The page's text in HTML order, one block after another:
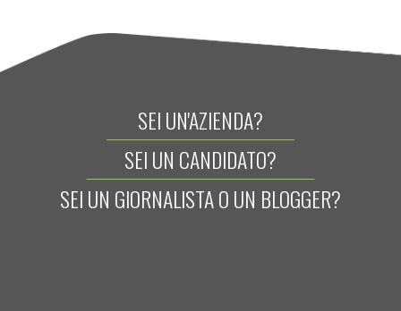
SEI UN'AZIENDA?
SEI UN CANDIDATO?
SEI UN GIORNALISTA O UN BLOGGER?